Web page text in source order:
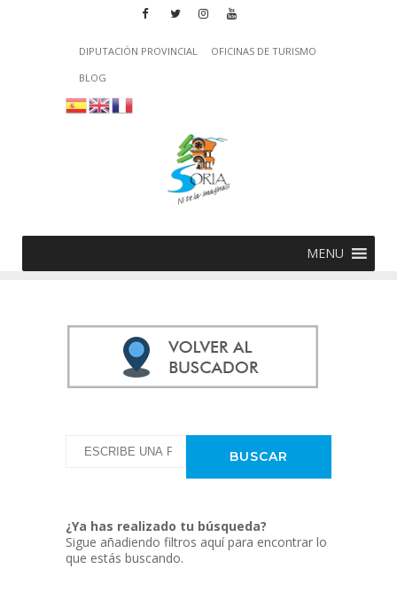
DIPUTACIÓN PROVINCIAL
OFICINAS DE TURISMO
BLOG
MENU
¿Ya has realizado tu búsqueda?
Sigue añadiendo filtros aquí para encontrar lo
que estás buscando.